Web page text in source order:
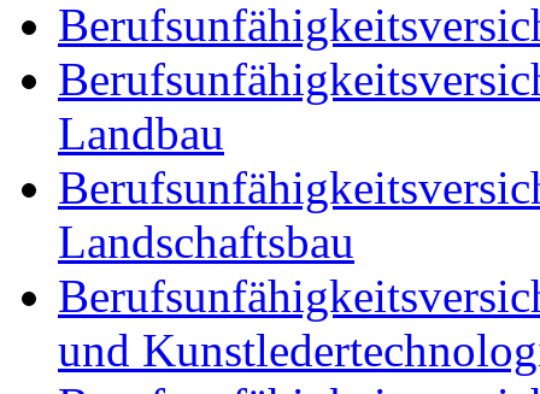
Landbau
Landschaftsbau
und